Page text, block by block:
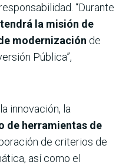
“Durante
la misión de
modernización de
Pública”,
innovación, la
de herramientas de
de criterios de
así como el